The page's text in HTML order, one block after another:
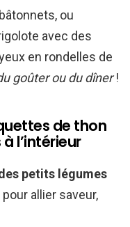
ou
avec des
en rondelles de
goûter ou du dîner!
de thon
l’intérieur
petits légumes
allier saveur,